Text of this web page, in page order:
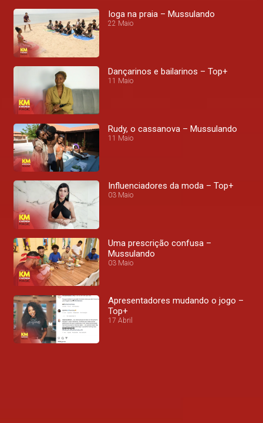
Ioga na praia – Mussulando
22 Maio
Dançarinos e bailarinos – Top+
11 Maio
Rudy, o cassanova – Mussulando
11 Maio
Influenciadores da moda – Top+
03 Maio
Uma prescrição confusa –
Mussulando
03 Maio
Apresentadores mudando o jogo –
Top+
17 Abril